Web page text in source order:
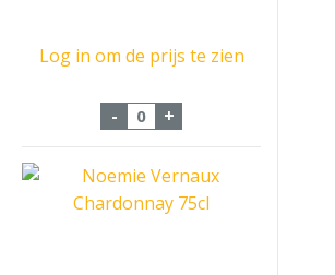
Log in om de prijs te zien
- Bourdic Syrah 75cl aantal
+